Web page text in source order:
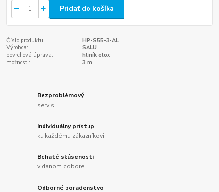
Pridať do košíka
Číslo produktu:
HP-S55-3-AL
Výrobca:
SALU
povrchová úprava:
hliník elox
možnosti:
3 m
Bezproblémový
servis
Individuálny prístup
ku každému zákazníkovi
Bohaté skúsenosti
v danom odbore
Odborné poradenstvo